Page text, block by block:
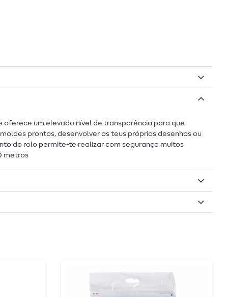
oferece um elevado nível de transparência para que
prontos, desenvolver os teus próprios desenhos ou
do rolo permite-te realizar com segurança muitos
metros